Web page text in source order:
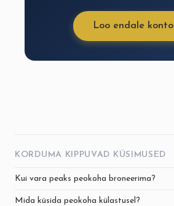
Loo endale konto
KORDUMA KIPPUVAD KÜSIMUSED
Kui vara peaks peokoha broneerima?
Mida küsida peokoha külastusel?